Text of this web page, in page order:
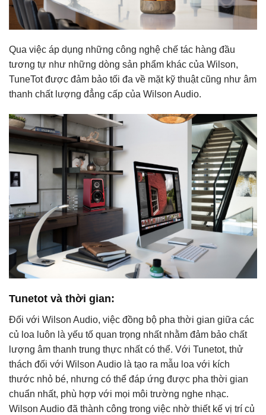
Qua việc áp dụng những công nghệ chế tác hàng đầu
tương tự như những dòng sản phẩm khác của Wilson,
TuneTot được đảm bảo tối đa về mặt kỹ thuật cũng như âm
thanh chất lượng đẳng cấp của Wilson Audio.
Tunetot và thời gian:
Đối với Wilson Audio, việc đồng bộ pha thời gian giữa các
củ loa luôn là yếu tố quan trọng nhất nhằm đảm bảo chất
lượng âm thanh trung thực nhất có thể. Với Tunetot, thử
thách đối với Wilson Audio là tạo ra mẫu loa với kích
thước nhỏ bé, nhưng có thể đáp ứng được pha thời gian
chuẩn nhất, phù hợp với mọi môi trường nghe nhạc.
Wilson Audio đã thành công trong việc nhờ thiết kế vị trí củ